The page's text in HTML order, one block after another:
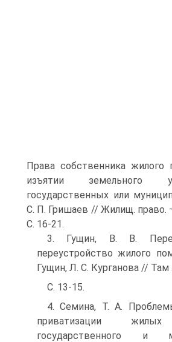
Права собственника жилого
изъятии земельного
государственных или
С. П. Гришаев // Жилищ. право.
С. 16-21.
3. Гущин, В. В.
переустройство жилого
Гущин, Л. С. Курганова //
С. 13-15.
4. Семина, Т. А.
приватизации
государственного и